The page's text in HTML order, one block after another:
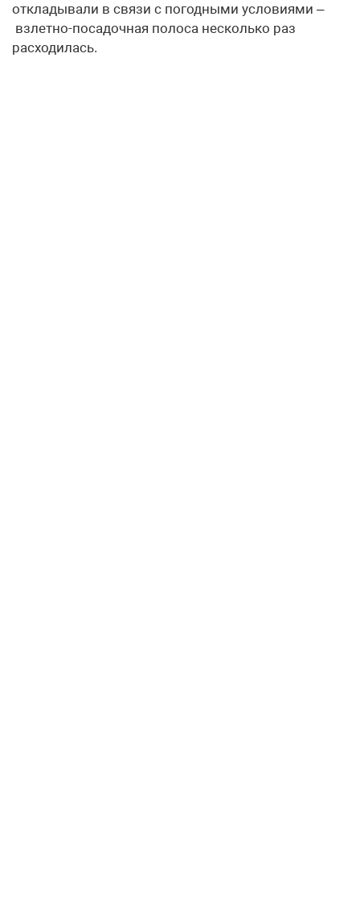
откладывали в связи с погодными условиями –
взлетно-посадочная полоса несколько раз
расходилась.